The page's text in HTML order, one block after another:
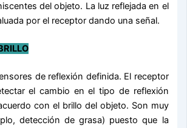
del objeto. La luz reflejada en el
por el receptor dando una señal.
de reflexión definida. El receptor
el cambio en el tipo de reflexión
con el brillo del objeto. Son muy
detección de grasa) puesto que la